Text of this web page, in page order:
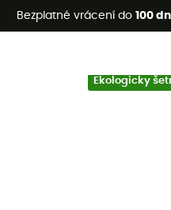
Bezplatné vrácení do 100
EXTRA při nákupu 2
Ekologicky